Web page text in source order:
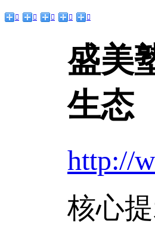
    
盛美
生态
http://
核心